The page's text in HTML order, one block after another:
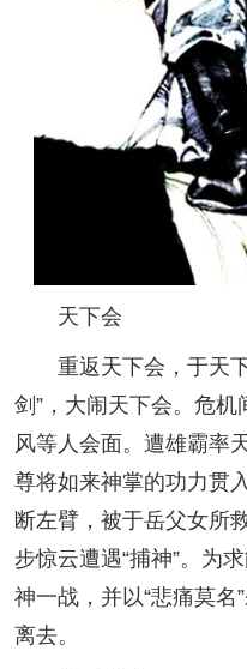
天下会
重返天下会，于天下
剑”，大闹天下会。危
风等人会面。遭雄霸率
尊将如来神掌的功力贯
断左臂，被于岳父女所
步惊云遭遇“捕神”。为
神一战，并以“悲痛莫
离去。